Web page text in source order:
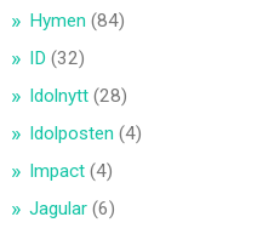
Hymen (84)
ID (32)
Idolnytt (28)
Idolposten (4)
Impact (4)
Jagular (6)